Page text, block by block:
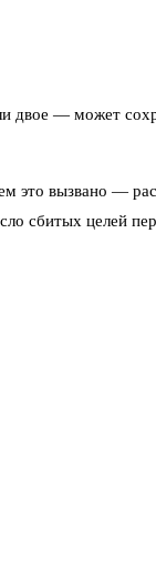
двое — может
это вызвано —
сбитых целей